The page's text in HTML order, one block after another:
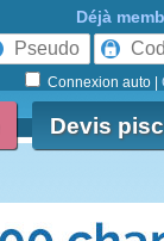
Déjà
Connexion auto
Devis